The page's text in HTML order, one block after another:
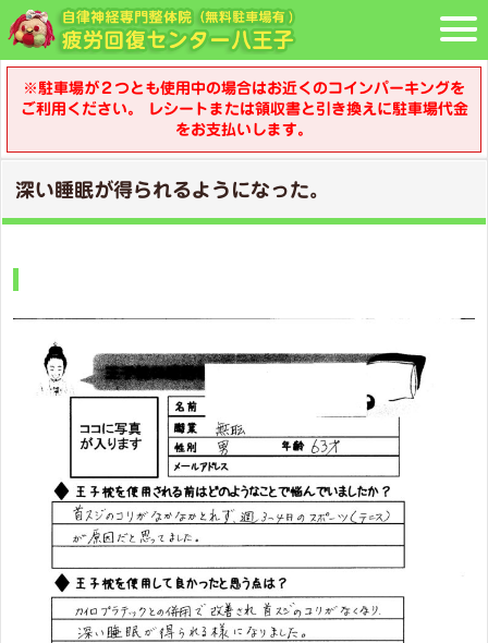
※駐車場が２つとも使用中の場合はお近くのコインパーキングを
ご利用ください。 レシートまたは領収書と引き換えに駐車場代金
をお支払いします。
深い睡眠が得られるようになった。